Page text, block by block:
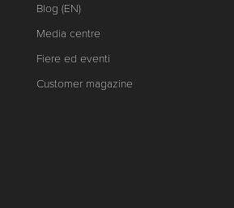
Blog (EN)
Media centre
Fiere ed eventi
Customer magazine